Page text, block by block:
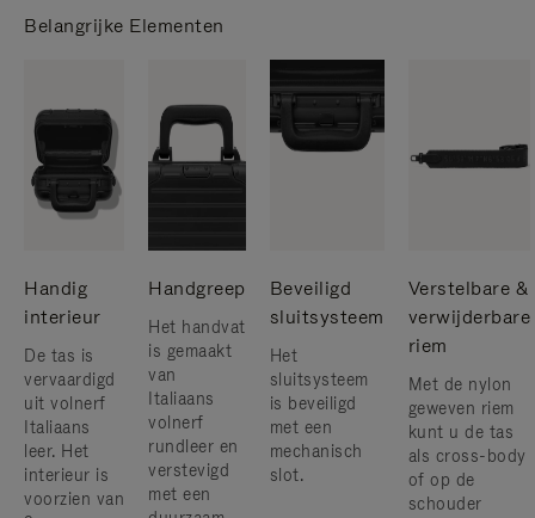
Belangrijke Elementen
Handig
interieur
De tas is
vervaardigd
uit volnerf
Italiaans
leer. Het
interieur is
voorzien van
Handgreep
Het handvat
is gemaakt
van
Italiaans
volnerf
rundleer en
verstevigd
met een
Beveiligd
sluitsysteem
Het
sluitsysteem
is beveiligd
met een
mechanisch
slot.
Verstelbare &
verwijderbare
riem
Met de nylon
geweven riem
kunt u de tas
als cross-body
of op de
schouder